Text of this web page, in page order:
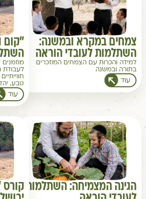
צמחים במקרא ובמשנה:
השתלמות לעובדי הוראה
למידה והכרות עם הצמחים המוזכרים
בתורה ובמשנה
עוד
"קום
מוזמנים
לעבודת
טבע,
עוד
הגינה המצמיחה: השתלמות קורס